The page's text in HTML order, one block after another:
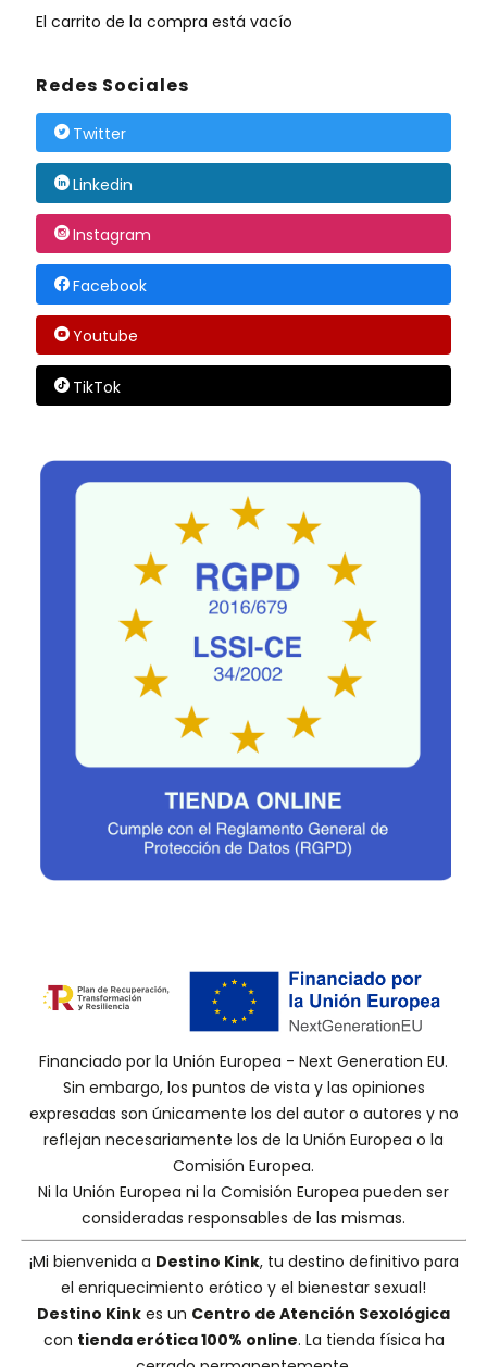
El carrito de la compra está vacío
Redes Sociales
Twitter
Linkedin
Instagram
Facebook
Youtube
TikTok
Financiado por la Unión Europea - Next Generation EU.
Sin embargo, los puntos de vista y las opiniones
expresadas son únicamente los del autor o autores y no
reflejan necesariamente los de la Unión Europea o la
Comisión Europea.
Ni la Unión Europea ni la Comisión Europea pueden ser
consideradas responsables de las mismas.
¡Mi bienvenida a Destino Kink, tu destino definitivo para
el enriquecimiento erótico y el bienestar sexual!
Destino Kink es un Centro de Atención Sexológica
con tienda erótica 100% online. La tienda física ha